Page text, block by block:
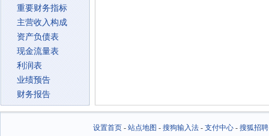
重要财务指标
主营收入构成
资产负债表
现金流量表
利润表
业绩预告
财务报告
设置首页- 站点地图 - 搜狗输入法- 支付中心- 搜狐招聘